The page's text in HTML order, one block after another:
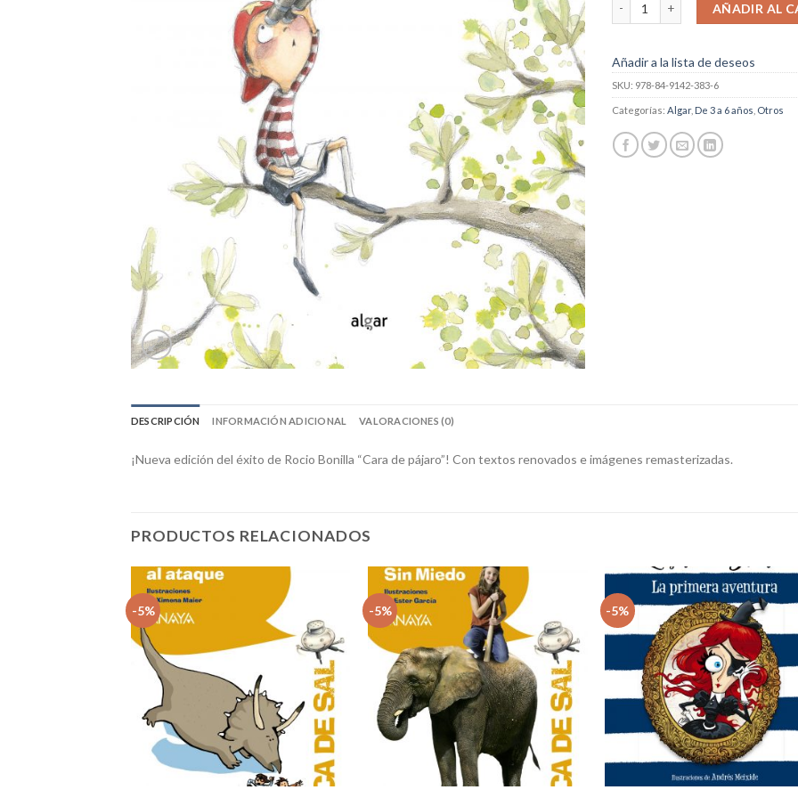
AÑADIR AL
Añadir a la lista de deseos
SKU: 978-84-9142-383-6
Categorías: Algar, De 3 a 6 años Otros
DESCRIPCIÓN INFORMACIÓN ADICIONAL VALORACIONES (0)
¡Nueva edición del éxito de Rocio Bonilla “Cara de pájaro”! Con textos renovados e imágenes remasterizadas.
PRODUCTOS RELACIONADOS
-5%
a la
lista
de
deseos
-5%
a la
lista
de
deseos
-5%